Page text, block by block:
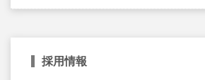
採用情報